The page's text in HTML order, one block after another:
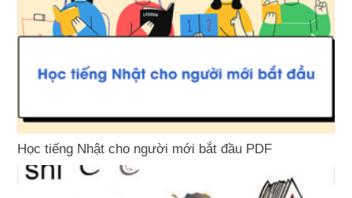
Học tiếng Nhật cho người mới bắt đầu PDF